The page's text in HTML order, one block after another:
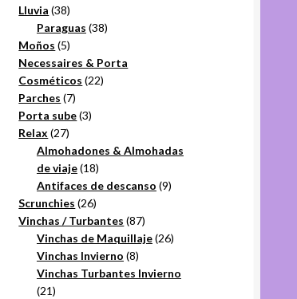
Lluvia 3838
productos
Paraguas 3838
Moños 55
productos
Necessaires & Porta
Cosméticos 2222
Parches 77
productos
Porta sube 33
Relax 2727
productos
Almohadones & Almohadas
de viaje 1818
productos
Antifaces de descanso 99
Scrunchies 2626
productos
Vinchas / Turbantes 8787
productos
Vinchas de Maquillaje 2626
Vinchas Invierno 88
productos
Vinchas Turbantes Invierno
2121